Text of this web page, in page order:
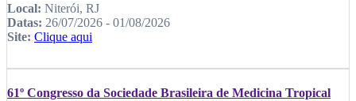
Local: Niterói, RJ
Datas: 26/07/2026 - 01/08/2026
Site: Clique aqui
61º Congresso da Sociedade Brasileira de Medicina Tropical